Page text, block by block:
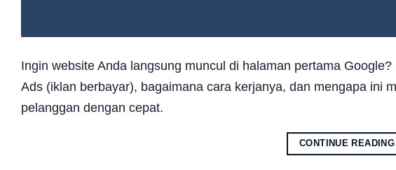
Ingin website Anda langsung muncul di halaman pertama
Ads (iklan berbayar), bagaimana cara kerjanya, dan mengapa ini
pelanggan dengan cepat.
CONTINUE READING